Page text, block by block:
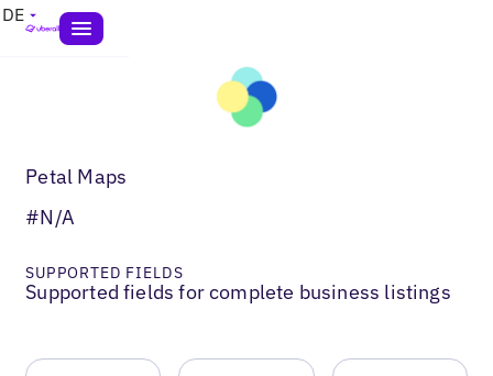
DE
Petal Maps
#N/A
SUPPORTED FIELDS
Supported fields for complete business listings